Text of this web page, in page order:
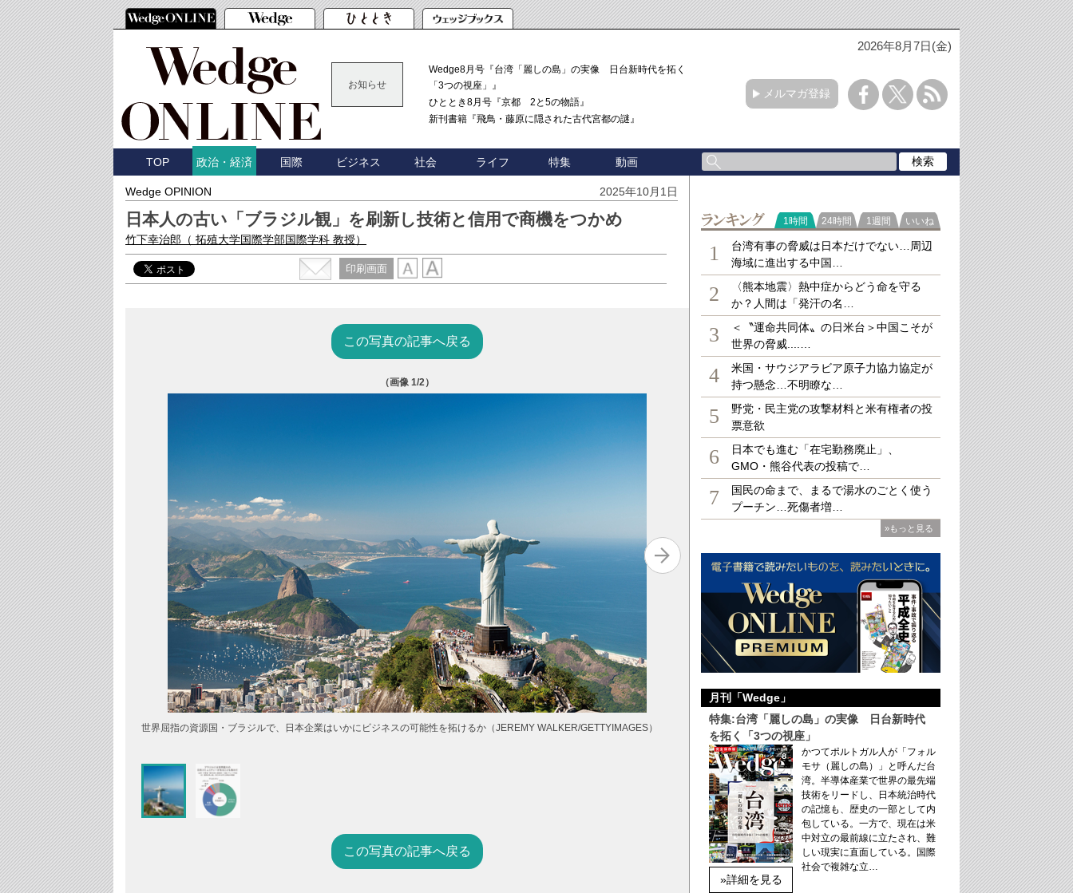
2026年8月7日(金)
お知らせ
Wedge8月号『台湾「麗しの島」の実像 日台新時代を拓く
「3つの視座」』
ひととき8月号『京都 2と5の物語』
新刊書籍『飛鳥・藤原に隠された古代宮都の謎』
メルマガ登録
TOP 政治・経済 国際 ビジネス 社会 ライフ 特集 動画
Wedge OPINION 2025年10月1日
日本人の古い「ブラジル観」を刷新し技術と信用で商機をつかめ
竹下幸治郎 （ 拓殖大学国際学部国際学科 教授）
印刷画面
この写真の記事へ戻る
（画像1/2）
世界屈指の資源国・ブラジルで、日本企業はいかにビジネスの可能性を拓けるか（JEREMY WALKER/GETTYIMAGES）
写真を拡大
この写真の記事へ戻る
ラ
1時間 24時間 1週間 いいね
1
台湾有事の脅威は日本だけでない…周辺
海域に進出する中国…
2
〈熊本地震〉熱中症からどう命を守る
か？人間は「発汗の名…
3
＜〝運命共同体〟の日米台＞中国こそが
世界の脅威....…
4
米国・サウジアラビア原子力協力協定が
持つ懸念…不明瞭な…
5
野党・民主党の攻撃材料と米有権者の投
票意欲
6
日本でも進む「在宅勤務廃止」、
GMO・熊谷代表の投稿で…
7
国民の命まで、まるで湯水のごとく使う
プーチン…死傷者増…
»もっと見る
月刊「Wedge」
特集:台湾「麗しの島」の実像 日台新時代
を拓く「3つの視座」
»詳細を見る
かつてポルトガル人が「フォル
モサ（麗しの島）」と呼んだ台
湾。半導体産業で世界の最先端
技術をリードし、日本統治時代
の記憶も、歴史の一部として内
包している。一方で、現在は米
中対立の最前線に立たされ、難
しい現実に直面している。国際
社会で複雑な立…